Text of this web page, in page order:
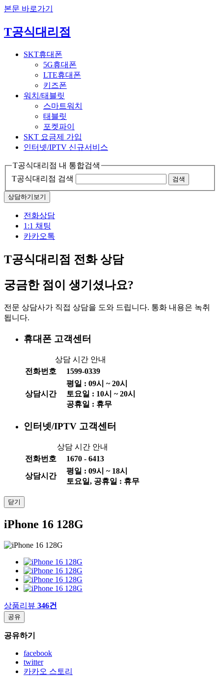
본문 바로가기
T공식대리점
SKT휴대폰
5G휴대폰
LTE휴대폰
키즈폰
워치/태블릿
스마트워치
태블릿
포켓파이
SKT 요금제 가입
인터넷/IPTV 신규서비스
T공식대리점 내 통합검색
T공식대리점 검색
검색
상담하기 보기
전화상담
1:1 채팅
카카오톡
T공식대리점 전화 상담
궁금한 점이 생기셨나요?
전문 상담사가 직접 상담을 도와 드립니다. 통화 내용은 녹취
됩니다.
휴대폰 고객센터
상담 시간 안내
전화번호
1599-0339
상담시간
평일 : 09시 ~20시
토요일 : 10시 ~20시
공휴일 : 휴무
인터넷/IPTV 고객센터
상담 시간 안내
전화번호
1670 - 6413
상담시간
평일 : 09시 ~ 18시
토요일, 공휴일 : 휴무
닫기
iPhone 16 128G
상품리뷰 346건
공유
공유하기
facebook
twitter
카카오 스토리